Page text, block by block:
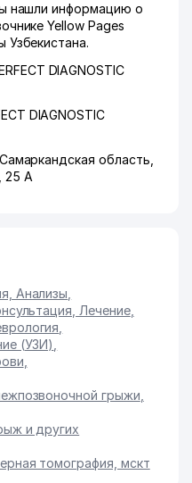
нашли информацию о
Yellow Pages
DIAGNOSTIC
DIAGNOSTIC
Самаркандская область
, 25 А
Анализы
Лечение,
(УЗИ)
грыжи
и других
томография, мскт